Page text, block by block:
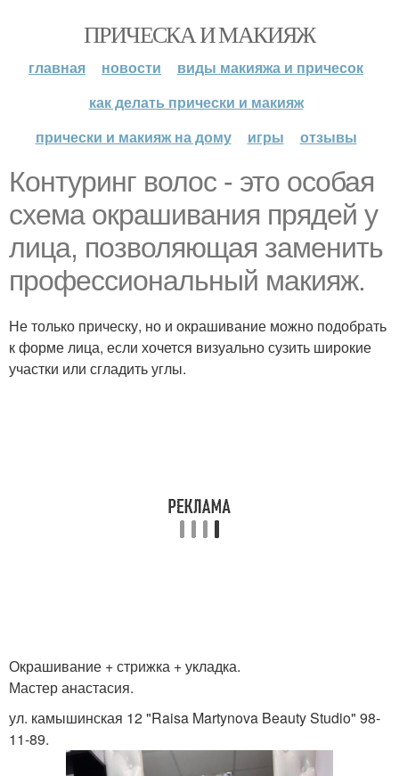
ПРИЧЕСКА И МАКИЯЖ
главная новости
виды макияжа и причесок
как делать прически и макияж
прически и макияж на дому
игры отзывы
Контуринг волос - это особая
схема окрашивания прядей у
лица, позволяющая заменить
профессиональный макияж.
Не только прическу, но и окрашивание можно подобрать
к форме лица, если хочется визуально сузить широкие
участки или сгладить углы.
Окрашивание + стрижка + укладка.
Мастер анастасия.
ул. камышинская 12 "Raisa Martynova Beauty Studio" 98-
11-89.